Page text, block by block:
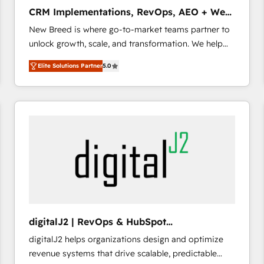
2️⃣ AIエージェント組織構築 営業・マーケティング業務
の一部をAIが自律実行する組織への移行を設計・実装。
Breeze・Claude等をHubSpotと連携させ、役割定義・
運用ルール・成果指標まで含めて設計します。 3️⃣ 全社
DX × AI推進のPMO伴走支援 複数部門をまたぐDX×AI変
革を、構想から実装・定着までPMOとして主導。「設
定の代行ではなく、設計の責任」を引き受け、部門横断
計・構築：リード獲得・CVR・SEOを前提にした情報設
計・導線設計・テンプレート設計をContent Hubで一体
提供。 ▸ 既存CRM・MAからの移行支援：Salesforce・
Marketo・Pardot等からの移行、カスタム設計、履歴
データ移行と活用設計まで。 ▸ AEO対応：ChatGPT・
ンツとサイト構造を最適化。 🏆 なぜ100incを選ぶの
か？ ✓ HubSpot Eliteパートナー認定 ✓ HubSpotアワ
ード受賞・HUGリーダー ✓ ISO27001:2022 /
ISO9001:2015 取得 ✓ 400社以上の導入実績 ✓
CRM Implementations, RevOps, AEO + Web,
Demand Gen
New Breed is where go-to-market teams partner to
unlock growth, scale, and transformation. We help
companies activate HubSpot’s AI-powered
customer platform and operationalize HubSpot’s
Loop Marketing framework through expert-led
services, smart agents, and purpose-built apps,
buyer journey for clean data, scalability, & reporting.
🎯Demand Gen & ABM: Drive pipeline with inbound,
ABM, AEO, SEO, & paid media that fuel growth. 👩‍💻
Web Design: Build high-performing websites with
configure HubSpot AI, & maximize AEO with tailored
AI services. 🧩Integrations: Extend HubSpot with
custom integrations, hosting, & maintenance. As
Elite Solutions Partner5.0
digitalJ2 | RevOps & HubSpot
Implementations
digitalJ2 helps organizations design and optimize
revenue systems that drive scalable, predictable